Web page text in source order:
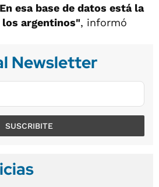
esa base de datos está la
argentinos", informó
Newsletter
SUSCRIBITE